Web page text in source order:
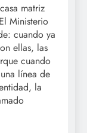
matriz
Ministerio
cuando ya
ellas, las
cuando
línea de
la